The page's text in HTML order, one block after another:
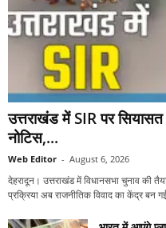
उत्तराखंड में SIR पर
नोटिस,...
Web Editor - August 6, 2026
देहरादून। उत्तराखंड में विधानसभा चुनाव की
प्रक्रिया अब राजनीतिक विवाद का केंद्र बन